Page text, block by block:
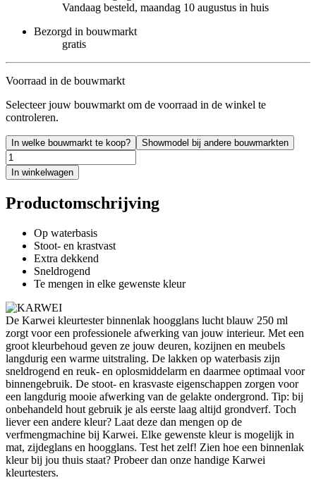
Vandaag besteld, maandag 10 augustus in huis
Bezorgd in bouwmarkt
gratis
Voorraad in de bouwmarkt
Selecteer jouw bouwmarkt om de voorraad in de winkel te
controleren.
In welke bouwmarkt te koop? Showmodel bij andere bouwmarkten
In winkelwagen
Productomschrijving
Op waterbasis
Stoot- en krastvast
Extra dekkend
Sneldrogend
Te mengen in elke gewenste kleur
De Karwei kleurtester binnenlak hoogglans lucht blauw 250 ml
zorgt voor een professionele afwerking van jouw interieur. Met een
groot kleurbehoud geven ze jouw deuren, kozijnen en meubels
langdurig een warme uitstraling. De lakken op waterbasis zijn
sneldrogend en reuk- en oplosmiddelarm en daarmee optimaal voor
binnengebruik. De stoot- en krasvaste eigenschappen zorgen voor
een langdurig mooie afwerking van de gelakte ondergrond. Tip: bij
onbehandeld hout gebruik je als eerste laag altijd grondverf. Toch
liever een andere kleur? Laat deze dan mengen op de
verfmengmachine bij Karwei. Elke gewenste kleur is mogelijk in
mat, zijdeglans en hoogglans. Test het zelf! Zien hoe een binnenlak
kleur bij jou thuis staat? Probeer dan onze handige Karwei
kleurtesters.